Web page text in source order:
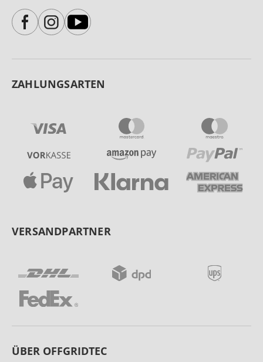
ZAHLUNGSARTEN
VERSANDPARTNER
ÜBER OFFGRIDTEC